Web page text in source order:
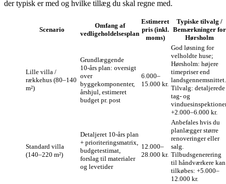
der typisk er med og hvilke tillæg du skal regne med.
Scenario
Omfang af
vedligeholdelsesplan
Estimeret
pris (inkl.
moms)
Typiske tilvalg /
Bemærkninger for
Hørsholm
Lille villa /
rækkehus (80–140
m²)
Grundlæggende
10‑års plan: oversigt
over
byggekomponenter,
årshjul, estimeret
budget pr. post
6.000–
15.000 kr.
God løsning for
velholdte huse;
Hørsholm: højere
timepriser end
landsgennemsnittet.
Tilvalg: detaljerede
tag- og
+2.000–6.000 kr.
Standard villa
(140–220 m²)
Detaljeret 10‑års plan
+ prioriteringsmatrix,
budgetestimat,
forslag til materialer
og levetider
12.000–
28.000 kr.
Anbefales hvis du
planlægger større
renoveringer eller
salg.
Tilbudsgenerering
til håndværkere kan
tilkøbes: +5.000–
12.000 kr.